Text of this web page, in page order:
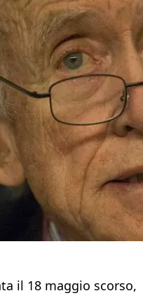
il 18 maggio scorso,